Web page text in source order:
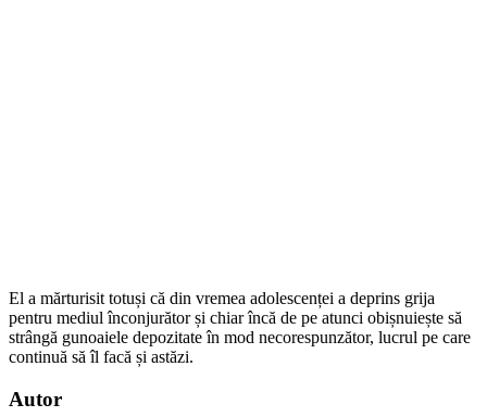
El a mărturisit totuși că din vremea adolescenței a deprins grija
pentru mediul înconjurător și chiar încă de pe atunci obișnuiește să
strângă gunoaiele depozitate în mod necorespunzător, lucrul pe care
continuă să îl facă și astăzi.
Autor